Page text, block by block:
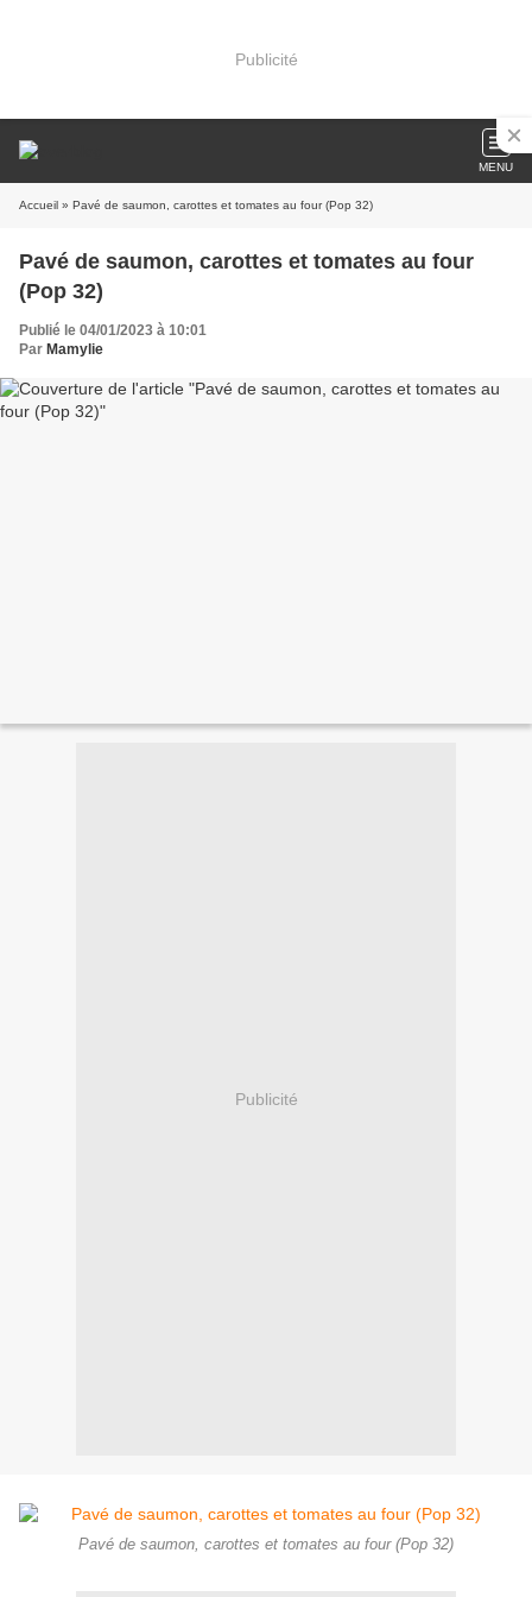
Publicité
MENU
Accueil » Pavé de saumon, carottes et tomates au four (Pop 32)
Pavé de saumon, carottes et tomates au four
(Pop 32)
Publié le 04/01/2023 à 10:01
Par Mamylie
Publicité
Pavé de saumon, carottes et tomates au four (Pop 32)